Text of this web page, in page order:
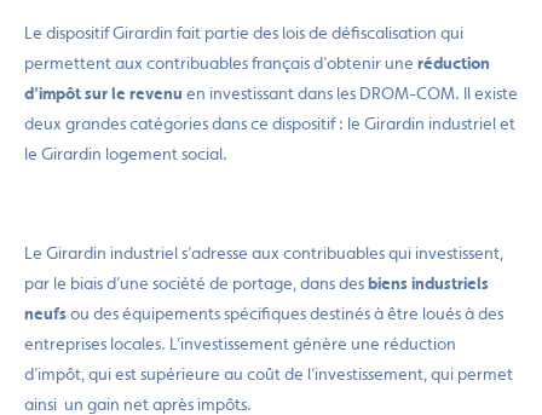
Le dispositif Girardin fait partie des lois de défiscalisation qui
permettent aux contribuables français d’obtenir une réduction
d’impôt sur le revenu en investissant dans les DROM-COM. Il existe
deux grandes catégories dans ce dispositif : le Girardin industriel et
le Girardin logement social.
Le Girardin industriel s’adresse aux contribuables qui investissent,
par le biais d’une société de portage, dans desbiens industriels
neufsou des équipements spécifiques destinés à être loués à des
entreprises locales. L’investissement génère une réduction
d’impôt, qui est supérieure au coût de l’investissement, qui permet
ainsi un gain net après impôts.